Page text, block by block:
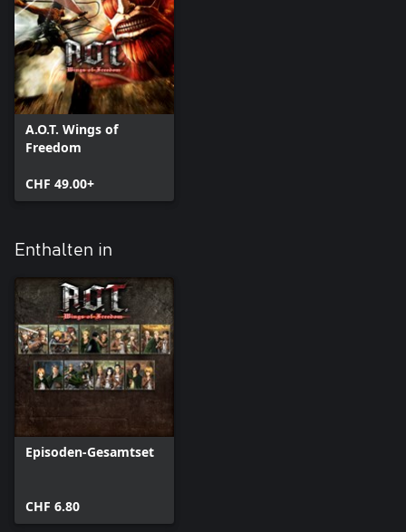
A.O.T. Wings of
Freedom
CHF 49.00+
Enthalten in
Episoden-Gesamtset
CHF 6.80